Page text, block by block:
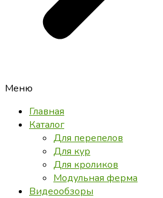
Меню
Главная
Каталог
Для перепелов
Для кур
Для кроликов
Модульная ферма
Видеообзоры